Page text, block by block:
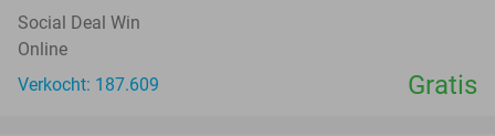
Social Deal Win
Online
Verkocht: 187.609
Gratis